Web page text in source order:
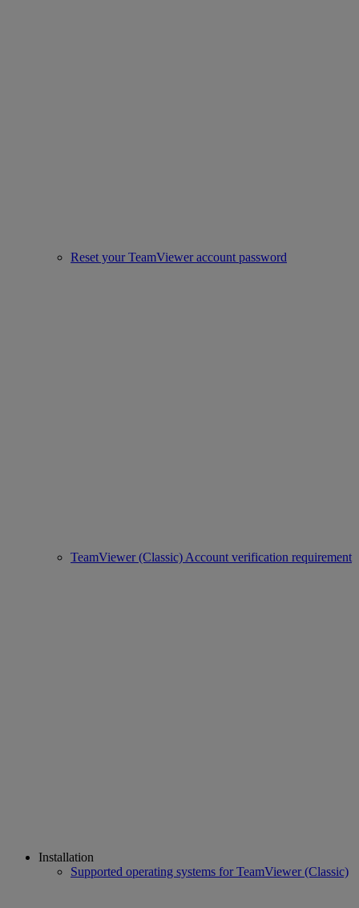
Reset your TeamViewer account password
TeamViewer (Classic) Account verification requirement
Installation
Supported operating systems for TeamViewer (Classic)